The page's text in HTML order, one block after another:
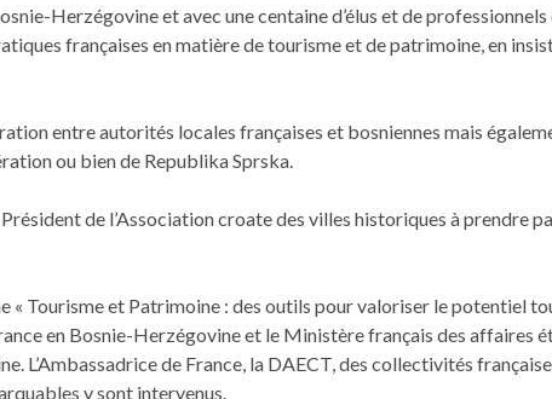
Herzé­govine et avec une cen­taine d’élus et de
français­es en matière de tourisme et de pat­ri­moine, en
entre autorités locales français­es et bosni­ennes mais
ou bien de Repub­li­ka Sprska.
de l’Association croate des villes his­toriques à pren­dre
Tourisme et Pat­ri­moine : des out­ils pour val­oris­er le poten­tiel
en Bosnie-Herzé­govine et le Min­istère français des
L’Ambassadrice de France, la DAECT, des col­lec­tiv­ités
y sont intervenus.